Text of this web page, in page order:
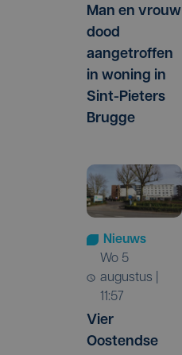
Man en vrouw
dood
aangetroffen
in woning in
Sint-Pieters
Brugge
Nieuws
wo 5
augustus |
11:57
Vier
Oostendse